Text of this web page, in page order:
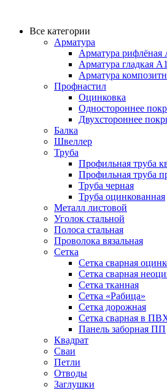
Все категории
Арматура
Арматура рифлёная
Арматура гладкая А1
Арматура
Профнастил
Оцинковка
Одностороннее
Двухстороннее
Балка
Швеллер
Труба
Профильная труба
Профильная труба
Труба черная
Труба оцинкованная
Металл листовой
Уголок стальной
Полоса стальная
Проволока вязальная
Сетка
Сетка сварная
Сетка сварная
Сетка тканная
Сетка «Рабица»
Сетка дорожная
Сетка сварная в
Панель заборная ПП
Квадрат
Сваи
Петли
Отводы
Заглушки